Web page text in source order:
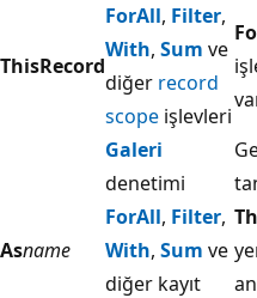
ThisRecord
ForAll, Filter,
With, Sum ve
diğer record
scope işlevleri
Asname
Galeri
denetimi
ForAll, Filter,
With, Sum ve
diğer kayıt